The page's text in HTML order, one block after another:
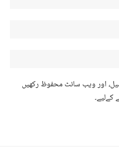
اور ویب سائٹ محفوظ رکھیں
کےلیے۔